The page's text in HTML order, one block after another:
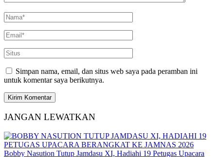
Simpan nama, email, dan situs web saya pada peramban ini
untuk komentar saya berikutnya.
JANGAN LEWATKAN
Bobby Nasution Tutup Jamdasu XI, Hadiahi 19 Petugas Upacara